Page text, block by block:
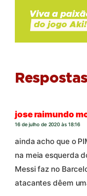
jose raimundo
16 de julho de 2020 às 18:16
ainda acho que o
na meia esquerda
Messi faz no
atacantes dêem